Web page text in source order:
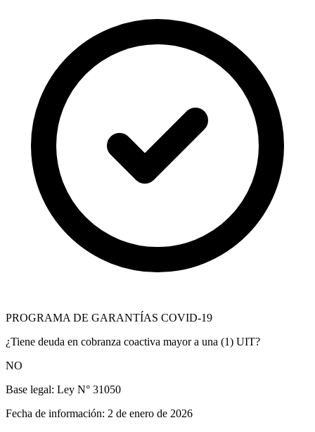
PROGRAMA DE GARANTÍAS COVID-19
¿Tiene deuda en cobranza coactiva mayor a una (1) UIT?
NO
Base legal: Ley N° 31050
Fecha de información: 2 de enero de 2026